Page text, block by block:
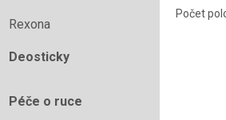
Rexona
Deosticky
Péče o ruce
Počet